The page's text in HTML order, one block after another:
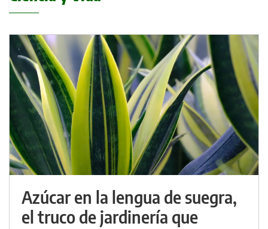
Azúcar en la lengua de suegra,
el truco de jardinería que